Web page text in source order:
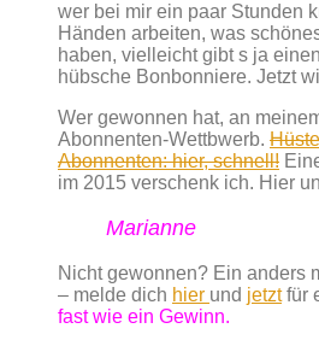
wer bei mir ein paar Stunden
Händen arbeiten, was
haben, vielleicht gibt s ja
hübsche Bonbonniere. Jetzt
Wer gewonnen hat, an
Abonnenten-Wettbwerb.
Abonnenten: hier, schnell!
im 2015 verschenk ich. Hier
Marianne
Nicht gewonnen? Ein anders
– melde dich hier und jetztfür
fast wie ein Gewinn.